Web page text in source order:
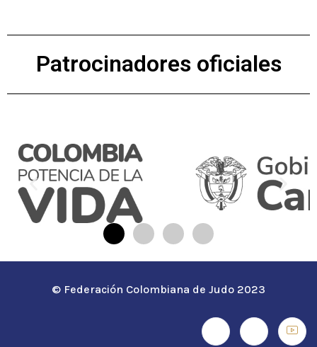
Patrocinadores oficiales
© Federación Colombiana de Judo 2023